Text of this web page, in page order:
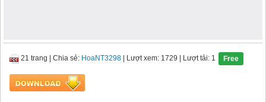
21 trang Chia sẻ: HoaNT3298 | Lượt xem: 1729 | Lượt tải: 1 Free